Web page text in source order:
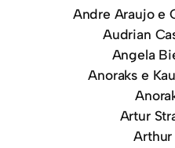
Andre Araujo e
Audrian
Angela
Anoraks e
Artur
Arthur